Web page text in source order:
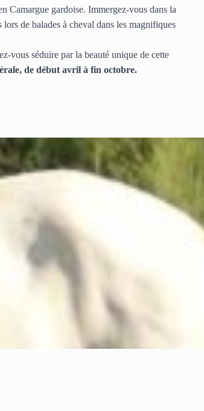
Camargue gardoise. Immergez-vous dans la
de balades à cheval dans les magnifiques
vous séduire par la beauté unique de cette
de début avril à fin octobre.